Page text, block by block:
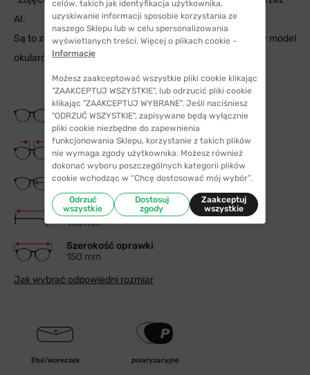
AI.
Są to zdjęcia poglądowe, aby móc dobrze ocenić jak dany model
okularów wygląda na twarzy.
Wysokość soczewki
50 mm
Szerokość mostka
15 mm
Szerokość szkła
Długość zauszników
145 mm
Szerokość oprawki
150 mm
Jak wybrać odpowiedni rozmiar
Etui/woreczek polaryzacyjne
celów, takich jak identyfikacja użytkownika,
uzyskiwanie informacji sposobie korzystania ze
naszego Sklepu lub w celu spersonalizowania
wyświetlanych treści. Więcej o plikach cookie -
Informacje
Możesz zaakceptować wszystkie pliki cookie klikając
"ZAAKCEPTUJ WSZYSTKIE", lub odrzucić pliki cookie
klikając "ZAAKCEPTUJ WYBRANE". Jeśli naciśniesz
"ODRZUĆ WSZYSTKIE", zapisywane będą wyłącznie
pliki cookie niezbędne do zapewnienia
funkcjonowania Sklepu, korzystanie z takich plików
nie wymaga zgody użytkownika. Możesz również
dokonać wyboru poszczególnych kategorii plików
cookie wchodząc w “Chcę dostosować mój wybór”.
Odrzuć
wszystkie
Dostosuj
zgody
Zaakceptuj
wszystkie